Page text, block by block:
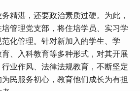
湛，还要政治素质过硬。为此，
管理党支部，将住培学员、实习学
化管理。针对新加入的学生、学
、入科教育等多种形式，对其开展
业作风、法律法规教育，不断坚定
民服务初心，教育他们成长为有担